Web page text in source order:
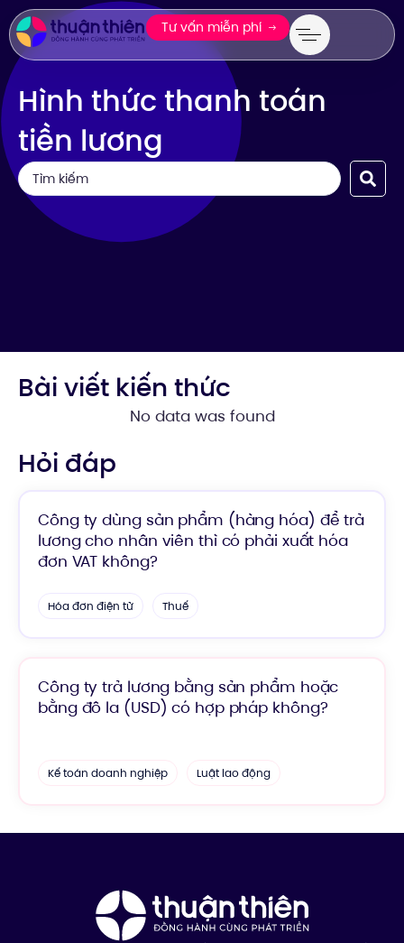
Tư vấn miễn phí
Hình thức thanh toán
tiền lương
Bài viết kiến thức
No data was found
Hỏi đáp
Công ty dùng sản phẩm (hàng hóa) để trả
lương cho nhân viên thì có phải xuất hóa
đơn VAT không?
Hóa đơn điện tử Thuế
Công ty trả lương bằng sản phẩm hoặc
bằng đô la (USD) có hợp pháp không?
Kế toán doanh nghiệp Luật lao động